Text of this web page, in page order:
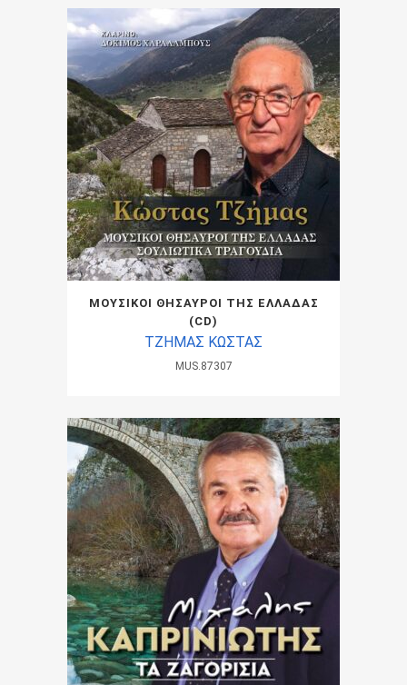
ΜΟΥΣΙΚΟΙ ΘΗΣΑΥΡΟΙ ΤΗΣ ΕΛΛΑΔΑΣ
(CD)
ΤΖΗΜΑΣ ΚΩΣΤΑΣ
MUS.87307